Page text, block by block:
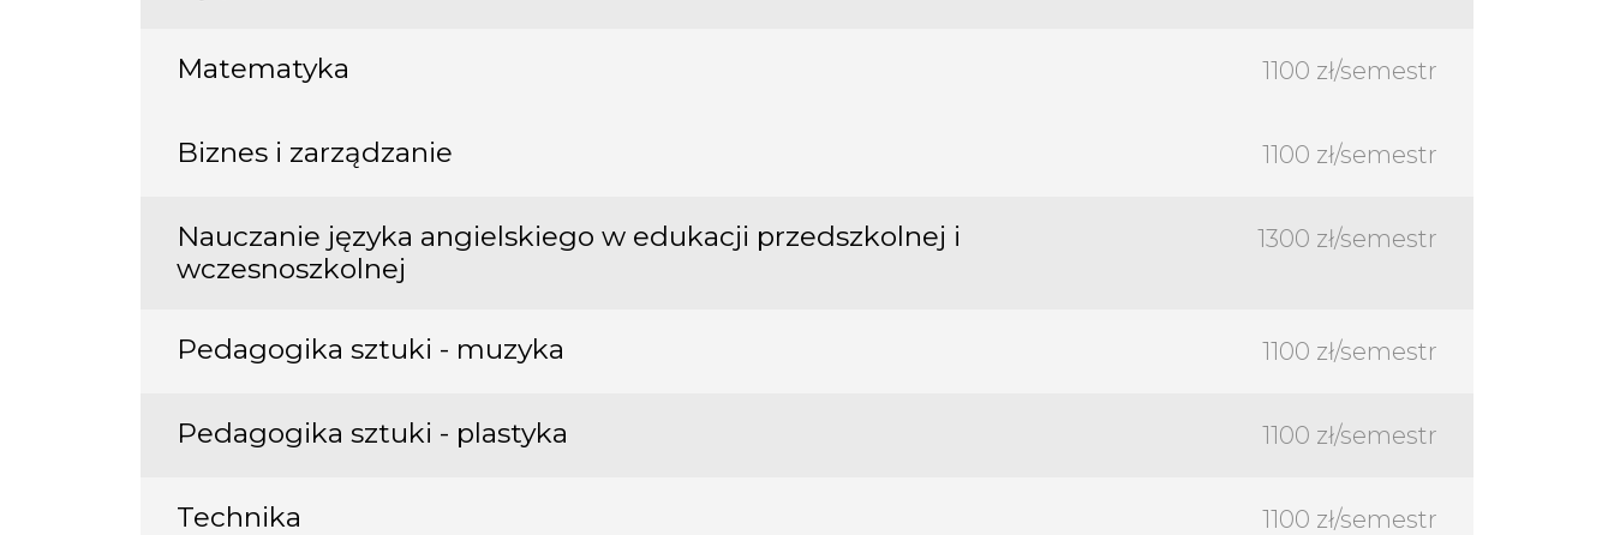
Matematyka 1100 zł/semestr
Biznes i zarządzanie 1100 zł/semestr
Nauczanie języka angielskiego w edukacji przedszkolnej i
wczesnoszkolnej
1300 zł/semestr
Pedagogika sztuki - muzyka 1100 zł/semestr
Pedagogika sztuki - plastyka 1100 zł/semestr
Technika 1100 zł/semestr